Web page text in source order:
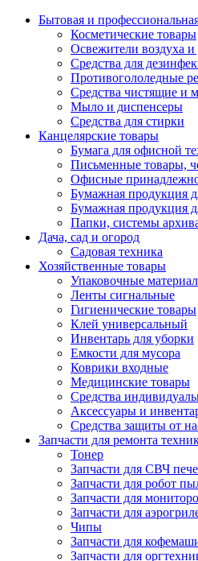
Бытовая и
Косметические товары
Освежители воздуха
Средства для
Противогололедные
Средства чистящие и
Мыло и диспенсеры
Средства для стирки
Канцелярские товары
Бумага для офисной
Письменные товары,
Офисные
Бумажная продукция
Бумажная продукция
Папки, системы
Дача, сад и огород
Садовая техника
Хозяйственные товары
Упаковочные
Ленты сигнальные
Гигиенические товары
Клей универсальный
Инвентарь для уборки
Емкости для мусора
Коврики входные
Медицинские товары
Средства
Аксессуары и
Средства защиты от
Запчасти для ремонта
Тонер
Запчасти для СВЧ
Запчасти для робот
Запчасти для
Запчасти для
Чипы
Запчасти для
Запчасти для